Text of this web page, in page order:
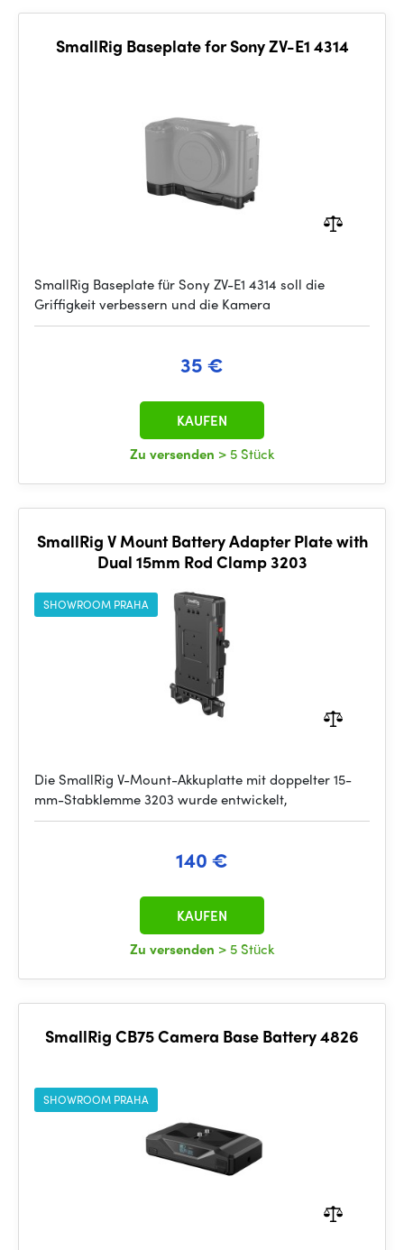
SmallRig Baseplate for Sony ZV-E1 4314
SmallRig Baseplate für Sony ZV-E1 4314 soll die
Griffigkeit verbessern und die Kamera
35 €
Zu versenden > 5 Stück
KAUFEN
SmallRig V Mount Battery Adapter Plate with
Dual 15mm Rod Clamp 3203
SHOWROOM PRAHA
Die SmallRig V-Mount-Akkuplatte mit doppelter 15-
mm-Stabklemme 3203 wurde entwickelt,
140 €
Zu versenden > 5 Stück
KAUFEN
SmallRig CB75 Camera Base Battery 4826
SHOWROOM PRAHA